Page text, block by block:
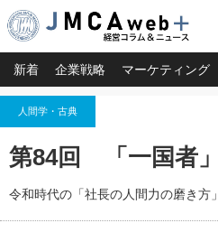
新着 企業戦略 マーケティング
人間学・古典
第84回 「一国者」
令和時代の「社長の人間力の磨き方」